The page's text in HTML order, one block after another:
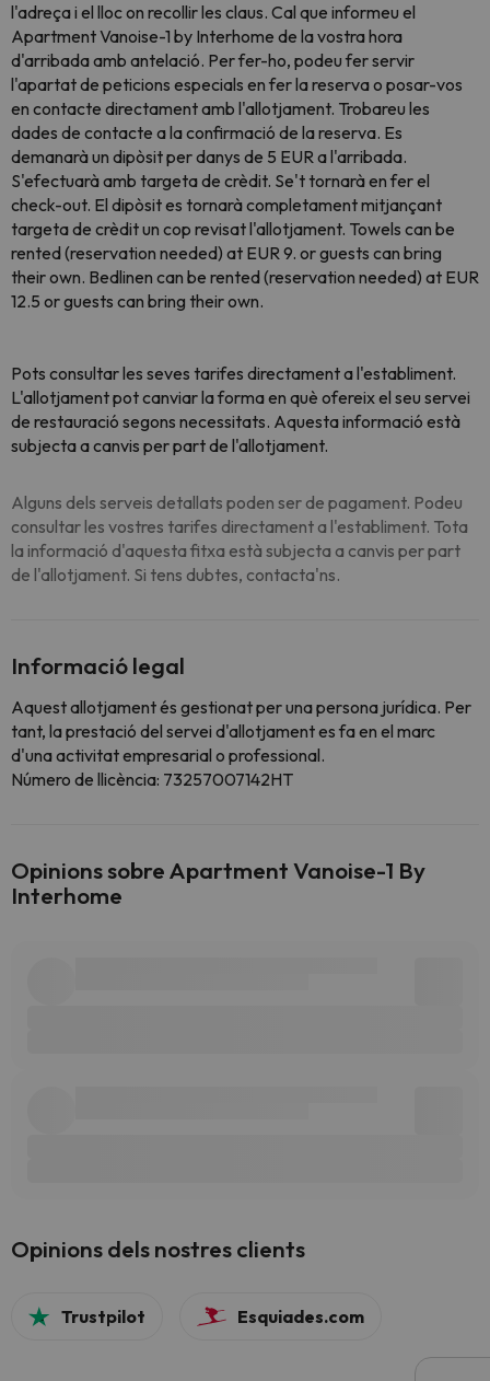
l'adreça i el lloc on recollir les claus. Cal que informeu el
Apartment Vanoise-1 by Interhome de la vostra hora
d'arribada amb antelació. Per fer-ho, podeu fer servir
l'apartat de peticions especials en fer la reserva o posar-vos
en contacte directament amb l'allotjament. Trobareu les
dades de contacte a la confirmació de la reserva. Es
demanarà un dipòsit per danys de 5 EUR a l'arribada.
S'efectuarà amb targeta de crèdit. Se't tornarà en fer el
check-out. El dipòsit es tornarà completament mitjançant
targeta de crèdit un cop revisat l'allotjament. Towels can be
rented (reservation needed) at EUR 9. or guests can bring
their own. Bedlinen can be rented (reservation needed) at EUR
12.5 or guests can bring their own.
Pots consultar les seves tarifes directament a l'establiment.
L'allotjament pot canviar la forma en què ofereix el seu servei
de restauració segons necessitats. Aquesta informació està
subjecta a canvis per part de l'allotjament.
Alguns dels serveis detallats poden ser de pagament. Podeu
consultar les vostres tarifes directament a l'establiment. Tota
la informació d'aquesta fitxa està subjecta a canvis per part
de l'allotjament. Si tens dubtes, contacta'ns.
Informació legal
Aquest allotjament és gestionat per una persona jurídica. Per
tant, la prestació del servei d'allotjament es fa en el marc
d'una activitat empresarial o professional.
Número de llicència: 73257007142HT
Opinions sobre Apartment Vanoise-1 By
Interhome
Opinions dels nostres clients
Trustpilot Esquiades.com